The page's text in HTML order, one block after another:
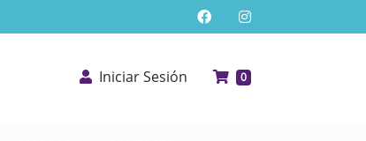
Iniciar Sesión 0